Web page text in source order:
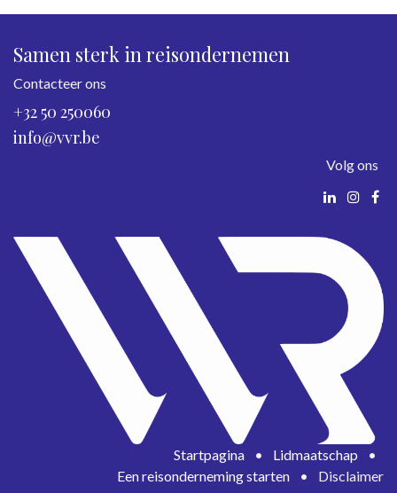
Samen sterk in reisondernemen
Contacteer ons
+32 50 250060
info@vvr.be
Volg ons
Startpagina • Lidmaatschap
•
Een reisonderneming starten
• Disclaimer